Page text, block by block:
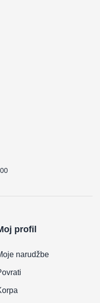
profil
narudžbe